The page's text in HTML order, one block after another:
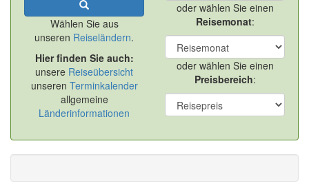
Wählen Sie aus
unseren Reiseländern.
Hier finden Sie auch:
unsere Reiseübersicht
unseren Terminkalender
allgemeine
Länderinformationen
oder wählen Sie einen
Reisemonat:
oder wählen Sie einen
Preisbereich: